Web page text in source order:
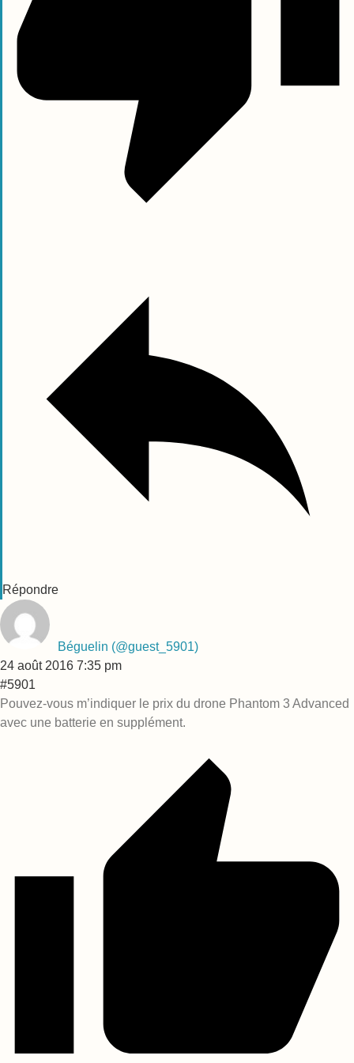
Répondre
Béguelin (@guest_5901)
24 août 2016 7:35 pm
#5901
Pouvez-vous m’indiquer le prix du drone Phantom 3 Advanced
avec une batterie en supplément.